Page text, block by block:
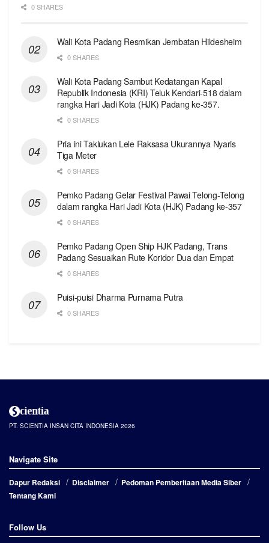
0 SHARES
Wali Kota Padang Resmikan Jembatan Hildesheim
0 SHARES
Wali Kota Padang Sambut Kedatangan Kapal
Republik Indonesia (KRI) Teluk Kendari-518 dalam
rangka Hari Jadi Kota (HJK) Padang ke-357.
0 SHARES
Pria ini Taklukan Lele Raksasa Ukurannya Nyaris
Tiga Meter
0 SHARES
Pemko Padang Gelar Festival Pawai Telong-Telong
dalam rangka Hari Jadi Kota (HJK) Padang ke-357
0 SHARES
Pemko Padang Open Ship HJK Padang, Trans
Padang Sesuaikan Rute Koridor Dua dan Empat
0 SHARES
Puisi-puisi Dharma Purnama Putra
0 SHARES
PT. SCIENTIA INSAN CITA INDONESIA 2026
Navigate Site
Dapur Redaksi Disclaimer
Pedoman Pemberitaan Media Siber
Tentang Kami
Follow Us